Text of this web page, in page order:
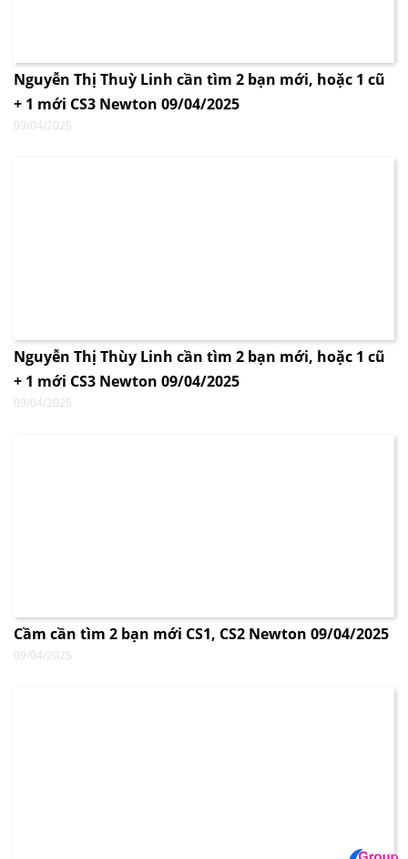
Nguyễn Thị Thuỳ Linh cần tìm 2 bạn mới, hoặc 1 cũ
+ 1 mới CS3 Newton 09/04/2025
09/04/2025
Nguyễn Thị Thùy Linh cần tìm 2 bạn mới, hoặc 1 cũ
+ 1 mới CS3 Newton 09/04/2025
09/04/2025
Cầm cần tìm 2 bạn mới CS1, CS2 Newton 09/04/2025
09/04/2025